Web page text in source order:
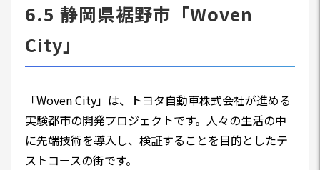
6.5 静岡県裾野市「Woven
City」
「Woven City」は、トヨタ自動車株式会社が進める
実験都市の開発プロジェクトです。人々の生活の中
に先端技術を導入し、検証することを目的としたテ
ストコースの街です。